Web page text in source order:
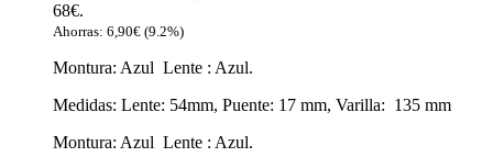
68€.
Ahorras: 6,90€ (9.2%)
Montura: Azul Lente : Azul.
Medidas: Lente: 54mm, Puente: 17 mm, Varilla: 135 mm
Montura: Azul Lente : Azul.